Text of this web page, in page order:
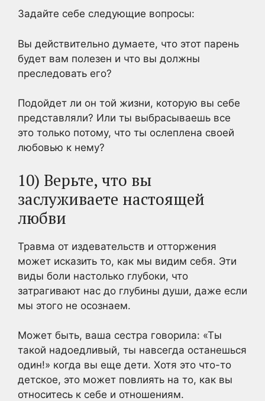
Задайте себе следующие вопросы:
Вы действительно думаете, что этот парень
будет вам полезен и что вы должны
преследовать его?
Подойдет ли он той жизни, которую вы себе
представляли? Или ты выбрасываешь все
это только потому, что ты ослеплена своей
любовью к нему?
10) Верьте, что вы
заслуживаете настоящей
любви
Травма от издевательств и отторжения
может исказить то, как мы видим себя. Эти
виды боли настолько глубоки, что
затрагивают нас до глубины души, даже если
мы этого не осознаем.
Может быть, ваша сестра говорила: «Ты
такой надоедливый, ты навсегда останешься
один!» когда вы еще дети. Хотя это что-то
детское, это может повлиять на то, как вы
относитесь к себе и отношениям.